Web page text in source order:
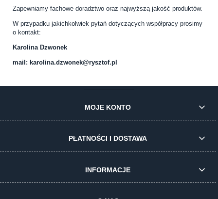
Zapewniamy fachowe doradztwo oraz najwyższą jakość produktów.
W przypadku jakichkolwiek pytań dotyczących współpracy prosimy
o kontakt:
Karolina Dzwonek
mail: karolina.dzwonek@rysztof.pl
MOJE KONTO
PŁATNOŚCI I DOSTAWA
INFORMACJE